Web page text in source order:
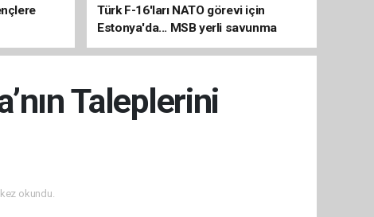
Türk F-16'ları NATO görevi için
Estonya'da... MSB yerli savunma
sistemleriyle güçleniyor
Taleplerini
okundu.